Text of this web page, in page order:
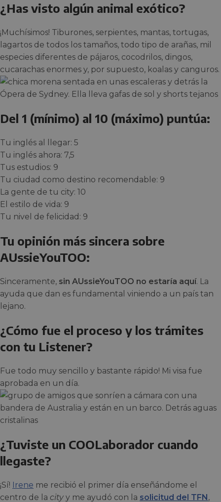
¿Has visto algún animal exótico?
¡Muchísimos! Tiburones, serpientes, mantas, tortugas,
lagartos de todos los tamaños, todo tipo de arañas, mil
especies diferentes de pájaros, cocodrilos, dingos,
cucarachas enormes y, por supuesto, koalas y canguros.
Del 1 (mínimo) al 10 (máximo) puntúa:
Tu inglés al llegar: 5
Tu inglés ahora: 7,5
Tus estudios: 9
Tu ciudad como destino recomendable: 9
La gente de tu city: 10
El estilo de vida: 9
Tu nivel de felicidad: 9
Tu opinión más sincera sobre
AUssieYouTOO:
Sinceramente, sin AUssieYouTOO no estaría aquí. La
ayuda que dan es fundamental viniendo a un país tan
lejano.
¿Cómo fue el proceso y los trámites
con tu Listener?
Fue todo muy sencillo y bastante rápido! Mi visa fue
aprobada en un día.
¿Tuviste un COOLaborador cuando
llegaste?
¡Sí! Irene me recibió el primer día enseñándome el
centro de la city y me ayudó con la solicitud del TFN,